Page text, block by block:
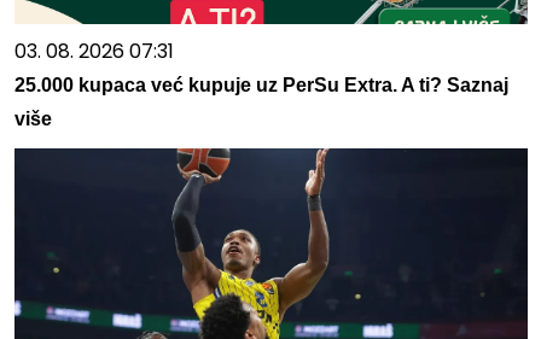
03. 08. 2026 07:31
25.000 kupaca već kupuje uz PerSu Extra. A ti? Saznaj
više